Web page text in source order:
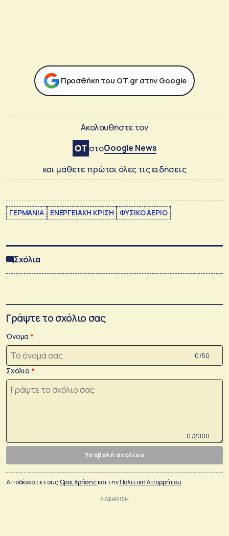
Προσθήκη του ΟΤ.gr στην Google
Ακολουθήστε τον
στοGoogle News
και μάθετε πρώτοι όλες τις ειδήσεις
ΓΕΡΜΑΝΙΑ ΕΝΕΡΓΕΙΑΚΗ ΚΡΙΣΗ ΦΥΣΙΚΟ ΑΕΡΙΟ
Σχόλια
Γράψτε το σχόλιο σας
Όνομα
0 /50
Σχόλιο
0 /2000
Υποβολή σχολίου
Αποδέχεστε τουςΌροι Χρήσηςκαι τηνΠολιτικη Απορρήτου